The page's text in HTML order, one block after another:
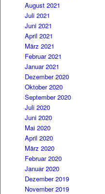
August 2021
Juli 2021
Juni 2021
April 2021
März 2021
Februar 2021
Januar 2021
Dezember 2020
Oktober 2020
September 2020
Juli 2020
Juni 2020
Mai 2020
April 2020
März 2020
Februar 2020
Januar 2020
Dezember 2019
November 2019